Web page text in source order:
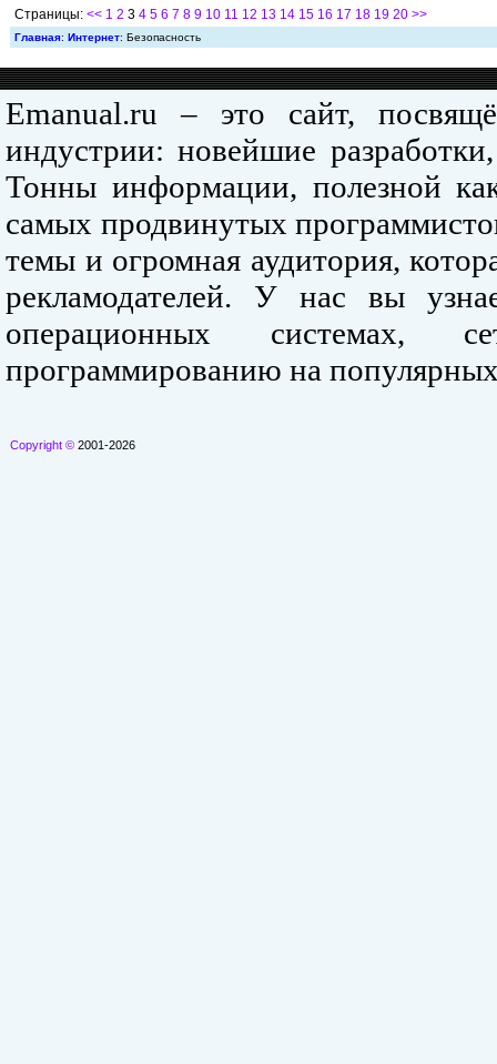
Страницы: << 1 2 3 4 5 6 7 8 9 10 11 12 13 14 15 16 17 18 19 20 >>
Главная: Интернет: Безопасность
Emanual.ru – это сайт,
индустрии: новейшие
Тонны информации, полезной
самых продвинутых
темы и огромная аудитория,
рекламодателей. У нас вы
операционных системах,
программированию на
Copyright © 2001-2026